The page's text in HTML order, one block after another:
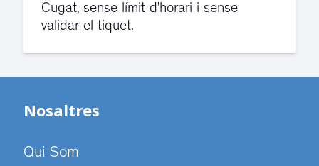
Cugat, sense límit d’horari i sense
validar el tiquet.
Nosaltres
Qui Som